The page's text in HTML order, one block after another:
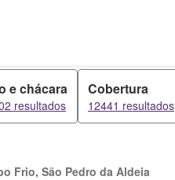
e chácara
resultados
Cobertura
12441 resultados
Frio, São Pedro da Aldeia